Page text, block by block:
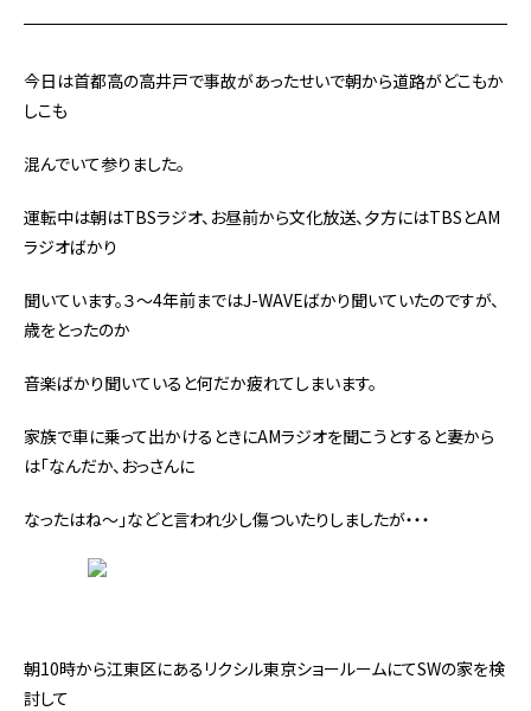
今日は首都高の高井戸で事故があったせいで朝から道路がどこもか
しこも
混んでいて参りました。
運転中は朝はTBSラジオ、お昼前から文化放送、夕方にはTBSとAM
ラジオばかり
聞いています。３～4年前まではJ-WAVEばかり聞いていたのですが、
歳をとったのか
音楽ばかり聞いていると何だか疲れてしまいます。
家族で車に乗って出かけるときにAMラジオを聞こうとすると妻から
は「なんだか、おっさんに
なったはね～」などと言われ少し傷ついたりしましたが・・・
朝10時から江東区にあるリクシル東京ショールームにてSWの家を検
討して